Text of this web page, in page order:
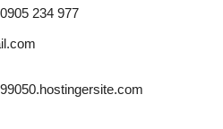
234 977